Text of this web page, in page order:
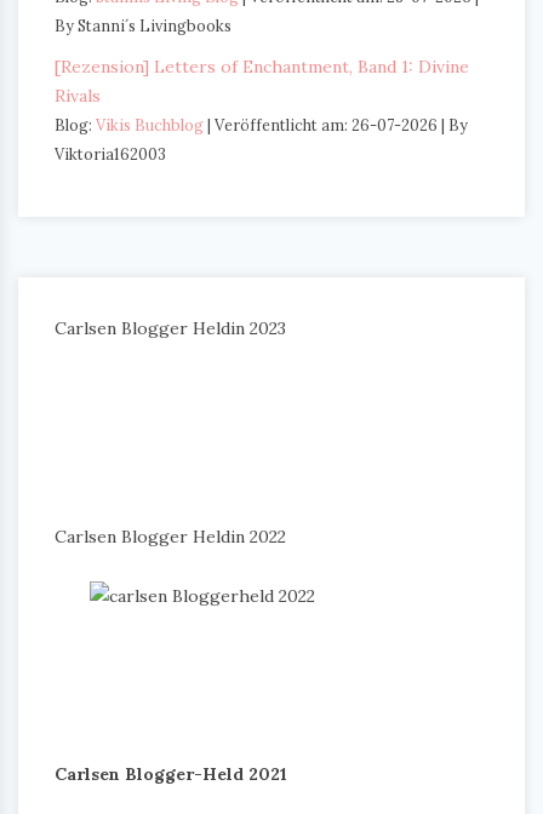
By Stanni´s Livingbooks
[Rezension] Letters of Enchantment, Band 1: Divine
Rivals
Blog: Vikis Buchblog Veröffentlicht am: 26-07-2026
By
Viktoria162003
Carlsen Blogger Heldin 2023
Carlsen Blogger Heldin 2022
Carlsen Blogger-Held 2021